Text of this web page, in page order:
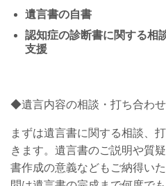
遺言書の自書
認知症の診断書に関する相
支援
◆遺言内容の相談・打ち合わ
まずは遺言書に関する相談、
きます。遺言書のご説明や質
書作成の意義などもご納得い